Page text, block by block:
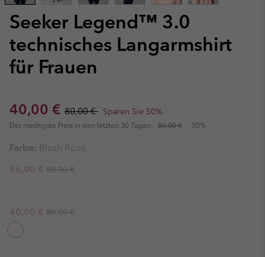
Seeker Legend™ 3.0
technisches Langarmshirt
für Frauen
Sale price:
40,00 € Regular price:
80,00 € Sparen Sie 50%
Der niedrigste Preis in den letzten 30 Tagen: 80,00 € -50%
Farbe: Blush Rose
Sale price:
56,00 € Regular price:
80,00 €
Sale price:
40,00 € Regular price:
80,00 €